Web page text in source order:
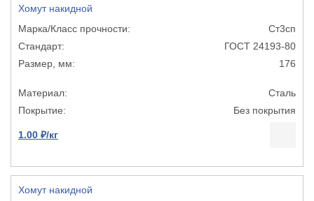
Хомут накидной
Ст3сп
ГОСТ 24193-80
176
Сталь
Без покрытия
1.00 ₽/кг
Хомут накидной